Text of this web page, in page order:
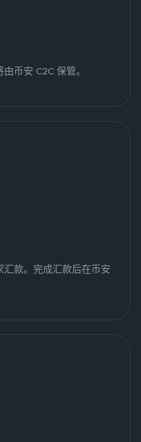
币安 C2C 保管。
款。完成汇款后在币安